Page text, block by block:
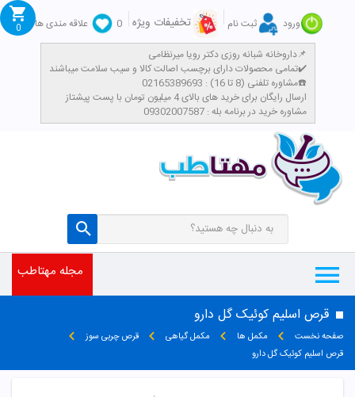
ورود ثبت نام تخفیفات ویژه 0
علاقه مندی ها
داروخانه شبانه روزی دکتر رویا میرنظامی📌
تمامی محصولات دارای برچسب اصالت کالا و سیب سلامت میباشند✔️
مشاوره تلفنی (8 تا 16) : 02165389693☎️
​ارسال رایگان برای خرید های بالای 4 میلیون تومان با پست پیشتاز
مشاوره خرید در برنامه بله : 09302007587
0
مجله مهتاطب
قرص اسلیم کوئیک گل دارو
صفحه نخست مکمل ها مکمل گیاهی
قرص چربی سوز
قرص اسلیم کوئیک گل دارو